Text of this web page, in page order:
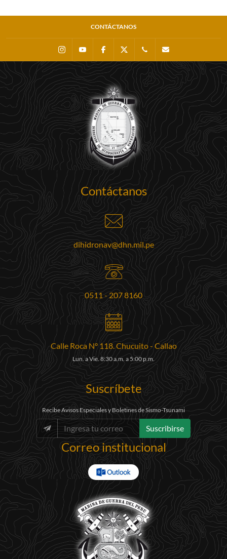
CONTÁCTANOS
InstagramYoutube Facebook 0511 - 207 8160
Contáctanos
dihidronav@dhn.mil.pe
0511 - 207 8160
Calle Roca N° 118. Chucuito - Callao
Lun. a Vie. 8:30 a.m. a 5:00 p.m.
Suscríbete
Recibe Avisos Especiales y Boletines de Sismo-Tsunami
Suscribirse
Correo institucional